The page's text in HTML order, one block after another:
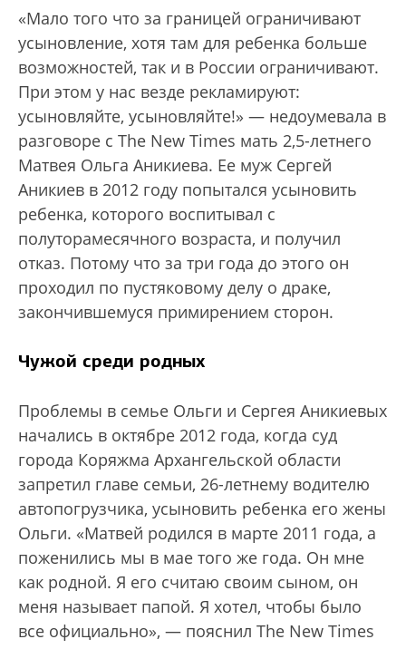
«Мало того что за границей ограничивают
усыновление, хотя там для ребенка больше
возможностей, так и в России ограничивают.
При этом у нас везде рекламируют:
усыновляйте, усыновляйте!» — недоумевала в
разговоре с The New Times мать 2,5-летнего
Матвея Ольга Аникиева. Ее муж Сергей
Аникиев в 2012 году попытался усыновить
ребенка, которого воспитывал с
полуторамесячного возраста, и получил
отказ. Потому что за три года до этого он
проходил по пустяковому делу о драке,
закончившемуся примирением сторон.
Чужой среди родных
Проблемы в семье Ольги и Сергея Аникиевых
начались в октябре 2012 года, когда суд
города Коряжма Архангельской области
запретил главе семьи, 26-летнему водителю
автопогрузчика, усыновить ребенка его жены
Ольги. «Матвей родился в марте 2011 года, а
поженились мы в мае того же года. Он мне
как родной. Я его считаю своим сыном, он
меня называет папой. Я хотел, чтобы было
все официально», — пояснил The New Times